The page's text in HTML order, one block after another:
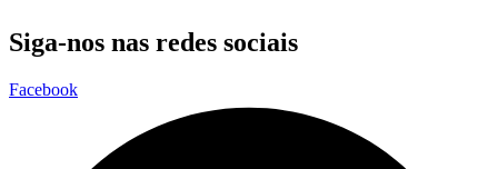
Siga-nos nas redes sociais
Facebook